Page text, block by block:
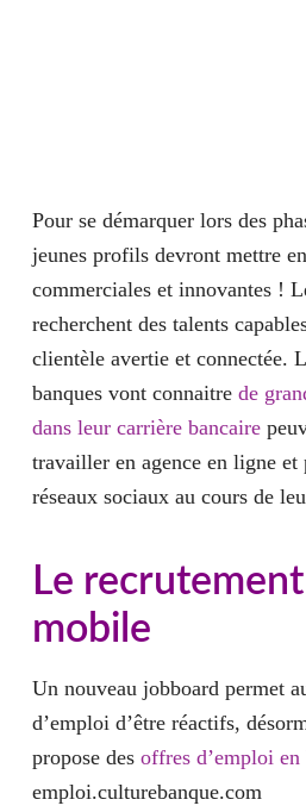
Pour se démarquer lors des
jeunes profils devront mettre
commerciales et innovantes!
recherchent des talents
clientèle avertie et connectée.
banques vont connaitre de
dans leur carrière bancaire
travailler en agence en ligne et
réseaux sociaux au cours de
Le
mobile
Un nouveau jobboard permet
d’emploi d’être réactifs,
propose des offres d’emploi en
emploi.culturebanque.com